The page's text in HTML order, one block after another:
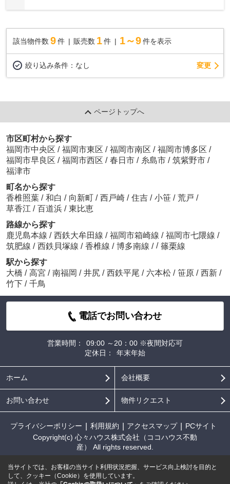
該当物件数 9件 販売数 1 件 1～9 件を表示
絞り込み条件： なし 変更
ページトップへ
市区町村から探す
福岡市中央区 / 福岡市東区 / 福岡市南区 / 福岡市博多区 /
福岡市早良区 / 福岡市西区 / 春日市 / 糸島市 / 筑紫野市 /
福津市
町名から探す
香椎照葉 / 和白 / 向新町 / 西戸崎 / 住吉 / 小笹 / 荒戸 /
草香江 / 百道浜 / 東比恵
路線から探す
鹿児島本線 / 西鉄大牟田線 / 福岡市箱崎線 / 福岡市七隈線 /
筑肥線 / 西鉄貝塚線 / 香椎線 / 博多南線 / / 篠栗線
駅から探す
大橋 / 高宮 / 南福岡 / 井尻 / 西鉄平尾 / 六本松 / 笹原 / 西新 /
竹下 / 千鳥
電話でお問い合わせ
営業時間：
09:00 ～20：00 ※夜間対応可
定休日：
年末年始
ホーム 会社概要
お問い合わせ 物件リクエスト
プライバシーポリシー 利用規約 アクセスマップ
PCサイト
Copyright(c) 心々ハウス株式会社（ココハウス不動
産） All rights reserved.
当サイトでは、お客様の当サイト利用状況把握、サービス向上検討を目的と
して、クッキー（Cookie）を使用しています。